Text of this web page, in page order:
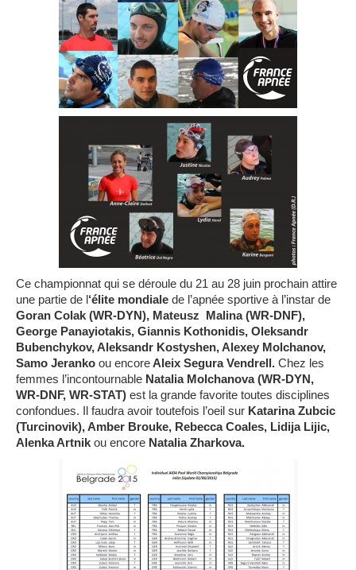
Ce championnat qui se déroule du 21 au 28 juin prochain attire
une partie de l‘élite mondiale de l’apnée sportive à l’instar de
Goran Colak (WR-DYN), Mateusz Malina (WR-DNF),
George Panayiotakis, Giannis Kothonidis, Oleksandr
Bubenchykov, Aleksandr Kostyshen, Alexey Molchanov,
Samo Jeranko ou encoreAleix Segura Vendrell. Chez les
femmes l’incontournable Natalia Molchanova (WR-DYN,
WR-DNF, WR-STAT) est la grande favorite toutes disciplines
confondues. Il faudra avoir toutefois l’oeil sur Katarina Zubcic
(Turcinovik), Amber Brouke, Rebecca Coales, Lidija Lijic,
Alenka Artnik ou encore Natalia Zharkova.